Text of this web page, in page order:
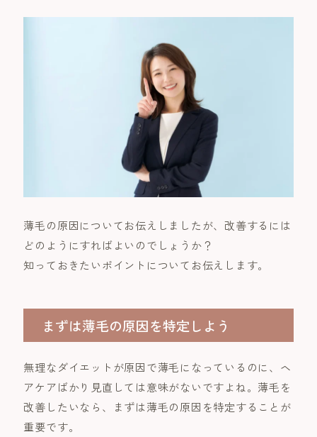
薄毛の原因についてお伝えしましたが、改善するには
どのようにすればよいのでしょうか？
知っておきたいポイントについてお伝えします。
まずは薄毛の原因を特定しよう
無理なダイエットが原因で薄毛になっているのに、ヘ
アケアばかり見直しては意味がないですよね。薄毛を
改善したいなら、まずは薄毛の原因を特定することが
重要です。